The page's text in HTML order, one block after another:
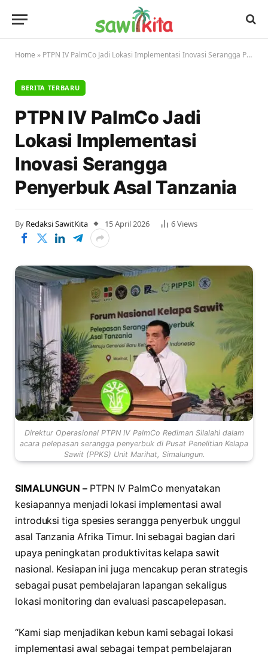
Home » PTPN IV PalmCo Jadi Lokasi Implementasi Inovasi Serangga Penyerbuk Asal Tanzania
BERITA TERBARU
PTPN IV PalmCo Jadi
Lokasi Implementasi
Inovasi Serangga
Penyerbuk Asal Tanzania
By Redaksi SawitKita 15 April 2026 6Views
Direktur Operasional PTPN IV PalmCo Rediman Silalahi dalam
acara pelepasan serangga penyerbuk di Pusat Penelitian Kelapa
Sawit (PPKS) Unit Marihat, Simalungun.
SIMALUNGUN – PTPN IV PalmCo menyatakan
kesiapannya menjadi lokasi implementasi awal
introduksi tiga spesies serangga penyerbuk unggul
asal Tanzania Afrika Timur. Ini sebagai bagian dari
upaya peningkatan produktivitas kelapa sawit
nasional. Kesiapan ini juga mencakup peran strategis
sebagai pusat pembelajaran lapangan sekaligus
lokasi monitoring dan evaluasi pascapelepasan.
“Kami siap menjadikan kebun kami sebagai lokasi
implementasi awal sebagai tempat pembelajaran